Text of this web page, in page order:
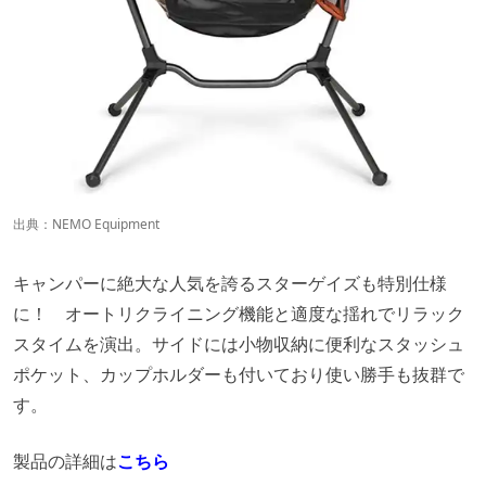
出典： NEMO Equipment
キャンパーに絶大な人気を誇るスターゲイズも特別仕様
に！ オートリクライニング機能と適度な揺れでリラック
スタイムを演出。サイドには小物収納に便利なスタッシュ
ポケット、カップホルダーも付いており使い勝手も抜群で
す。
製品の詳細はこちら